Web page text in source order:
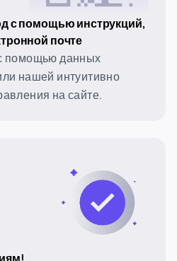
с помощью инструкций,
почте
помощью данных
нашей интуитивно
на сайте.